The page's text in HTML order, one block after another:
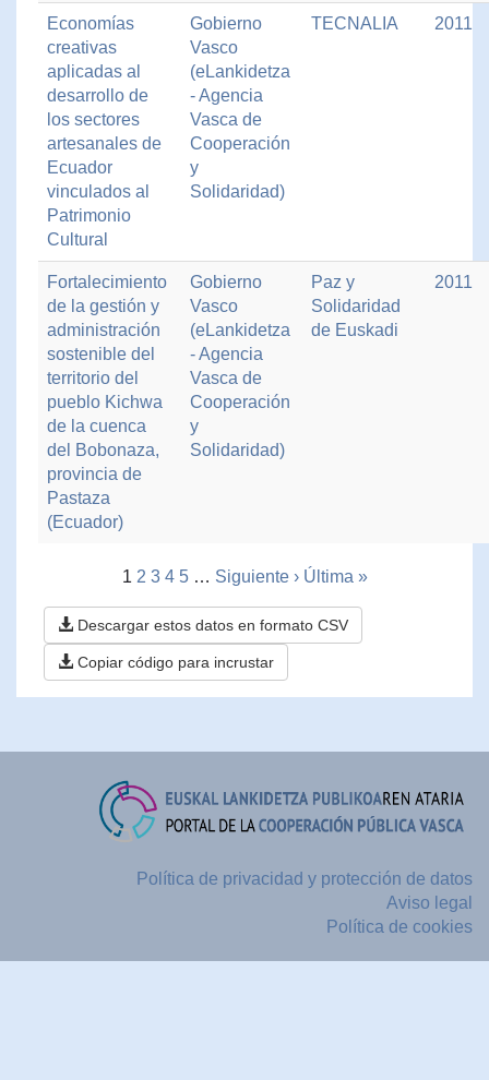
Economías
creativas
aplicadas al
desarrollo de
los sectores
artesanales de
Ecuador
vinculados al
Patrimonio
Cultural
Gobierno
Vasco
(eLankidetza
- Agencia
Vasca de
Cooperación
y
Solidaridad)
TECNALIA 2011
Fortalecimiento
de la gestión y
administración
sostenible del
territorio del
pueblo Kichwa
de la cuenca
del Bobonaza,
provincia de
Pastaza
(Ecuador)
Gobierno
Vasco
(eLankidetza
- Agencia
Vasca de
Cooperación
y
Solidaridad)
Paz y
Solidaridad
de Euskadi
2011
1 2 3 4 5 … Siguiente › Última »
Descargar estos datos en formato CSV
Copiar código para incrustar
Política de privacidad y protección de datos
Aviso legal
Política de cookies